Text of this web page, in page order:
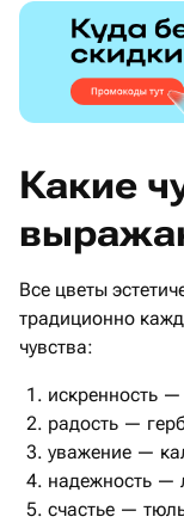
Какие
Все цветы
традиционно
чувства:
искренность
радость —
уважение —
надежность —
счастье —